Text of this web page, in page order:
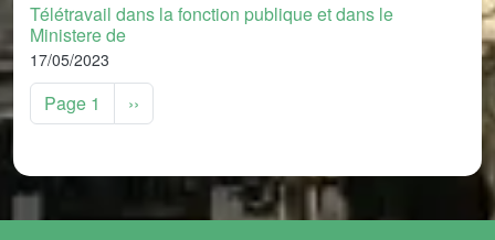
Télétravail dans la fonction publique et dans le
Ministere de
17/05/2023
Pagination
Page 1 Page suivante
››